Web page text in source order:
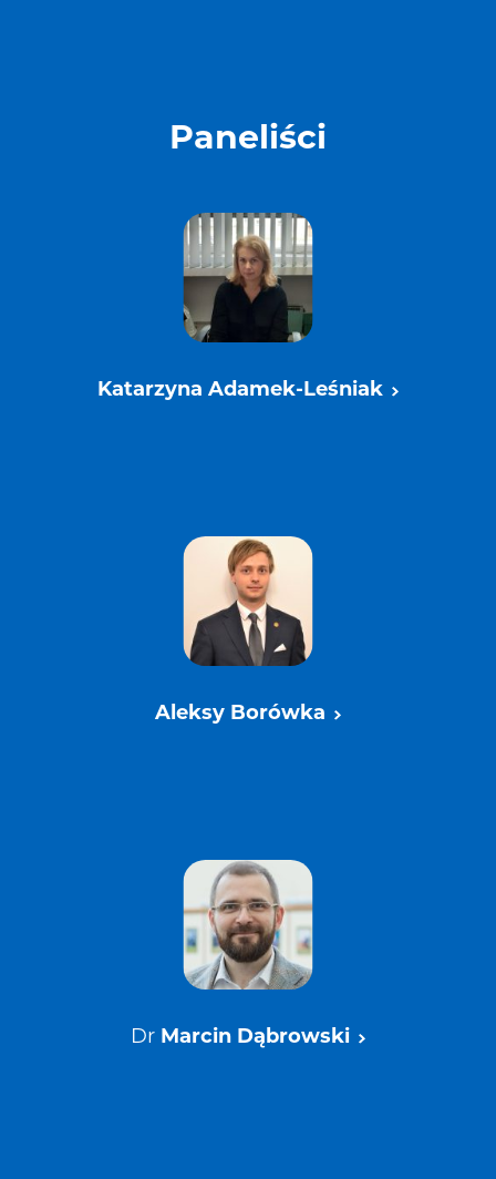
Paneliści
Katarzyna Adamek-Leśniak
Aleksy Borówka
Dr Marcin Dąbrowski